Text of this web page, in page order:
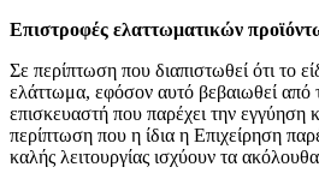
Επιστροφές ελαττωματικών
Σε περίπτωση που διαπιστωθεί ότι το
ελάττωμα, εφόσον αυτό βεβαιωθεί από
επισκευαστή που παρέχει την εγγύηση
περίπτωση που η ίδια η Επιχείρηση
καλής λειτουργίας ισχύουν τα